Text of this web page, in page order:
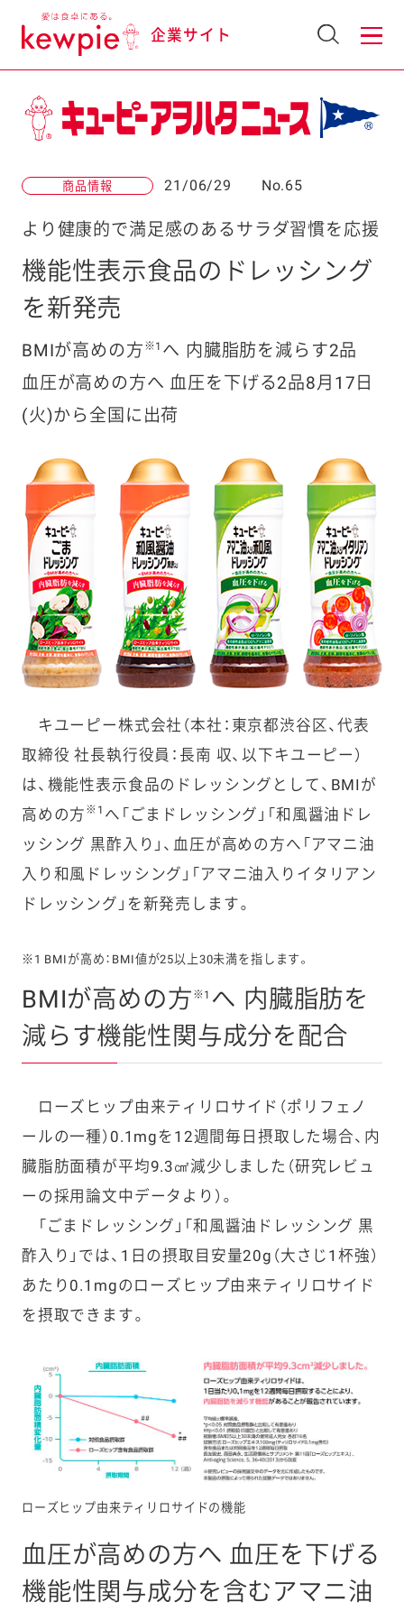
企業サイト
商品情報 21/06/29 No.65
より健康的で満足感のあるサラダ習慣を応援
機能性表示食品のドレッシング
を新発売
BMIが高めの方 ※1 へ 内臓脂肪を減らす2品
血圧が高めの方へ 血圧を下げる2品8月17日
(火)から全国に出荷
キユーピー株式会社（本社：東京都渋谷区、代表
取締役 社長執行役員：長南 収、以下キユーピー）
は、機能性表示食品のドレッシングとして、BMIが
高めの方 ※1 へ「ごまドレッシング」「和風醤油ドレ
ッシング 黒酢入り」、血圧が高めの方へ「アマニ油
入り和風ドレッシング」「アマニ油入りイタリアン
ドレッシング」を新発売します。
※1 BMIが高め：BMI値が25以上30未満を指します。
BMIが高めの方 ※1 へ 内臓脂肪を
減らす機能性関与成分を配合
ローズヒップ由来ティリロサイド（ポリフェノ
ールの一種）0.1mgを12週間毎日摂取した場合、内
臓脂肪面積が平均9.3㎠減少しました（研究レビュ
ーの採用論文中データより）。
「ごまドレッシング」「和風醤油ドレッシング 黒
酢入り」では、1日の摂取目安量20g（大さじ1杯強）
あたり0.1mgのローズヒップ由来ティリロサイド
を摂取できます。
ローズヒップ由来ティリロサイドの機能
血圧が高めの方へ 血圧を下げる
機能性関与成分を含むアマニ油